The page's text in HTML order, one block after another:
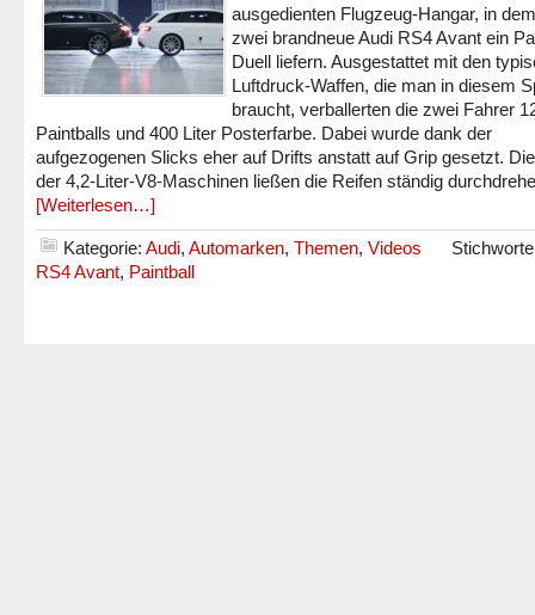
ausgedienten Flugzeug-Hangar, in
zwei brandneue Audi RS4 Avant ein
Duell liefern. Ausgestattet mit den
Luftdruck-Waffen, die man in diesem
braucht, verballerten die zwei Fahrer
Paintballs und 400 Liter Posterfarbe. Dabei wurde dank der
aufgezogenen Slicks eher auf Drifts anstatt auf Grip gesetzt.
der 4,2-Liter-V8-Maschinen ließen die Reifen ständig
[Weiterlesen…]
Kategorie: Audi, Automarken, Themen, Videos
RS4 Avant, Paintball